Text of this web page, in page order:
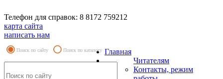
Телефон для справок: 8 8172 759212
карта сайта
написать нам
Поиск по сайту Поиск по каталогу Главная
Читателям
Контакты, режим